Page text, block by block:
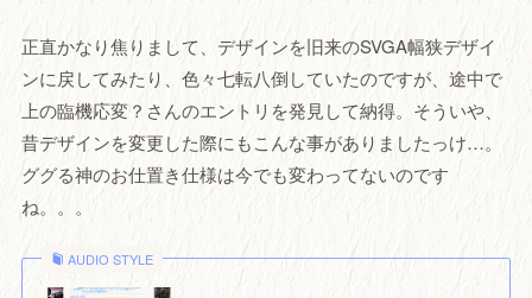
正直かなり焦りまして、デザインを旧来のSVGA幅狭デザイ
ンに戻してみたり、色々七転八倒していたのですが、途中で
上の臨機応変？さんのエントリを発見して納得。そういや、
昔デザインを変更した際にもこんな事がありましたっけ…。
ググる神のお仕置き仕様は今でも変わってないのです
ね。。。
AUDIO STYLE